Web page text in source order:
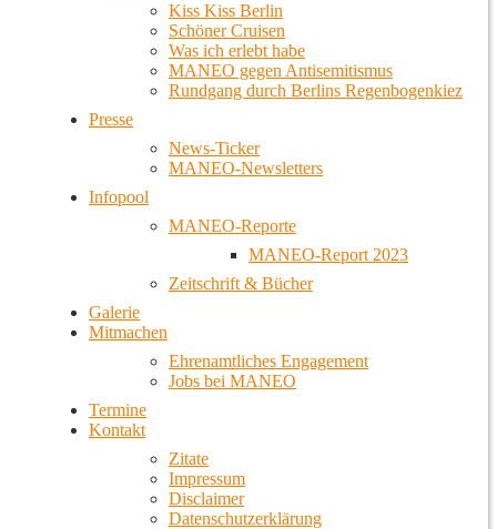
Kiss Kiss Berlin
Schöner Cruisen
Was ich erlebt habe
MANEO gegen Antisemitismus
Rundgang durch Berlins Regenbogenkiez
Presse
News-Ticker
MANEO-Newsletters
Infopool
MANEO-Reporte
MANEO-Report 2023
Zeitschrift & Bücher
Galerie
Mitmachen
Ehrenamtliches Engagement
Jobs bei MANEO
Termine
Kontakt
Zitate
Impressum
Disclaimer
Datenschutzerklärung